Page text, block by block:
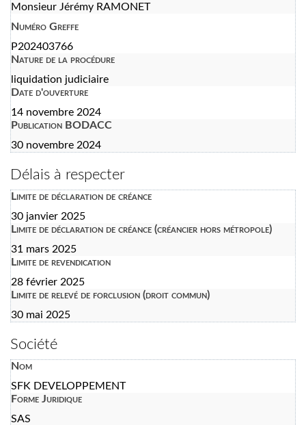
Monsieur Jérémy RAMONET
Numéro Greffe
P202403766
Nature de la procédure
liquidation judiciaire
Date d'ouverture
14 novembre 2024
Publication BODACC
30 novembre 2024
Délais à respecter
Limite de déclaration de créance
30 janvier 2025
Limite de déclaration de créance (créancier hors métropole)
31 mars 2025
Limite de revendication
28 février 2025
Limite de relevé de forclusion (droit commun)
30 mai 2025
Société
Nom
SFK DEVELOPPEMENT
Forme Juridique
SAS